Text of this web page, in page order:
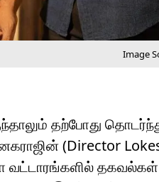
Image
தற்போது
(Director
வட்டாரங்களில் தகவல்கள்